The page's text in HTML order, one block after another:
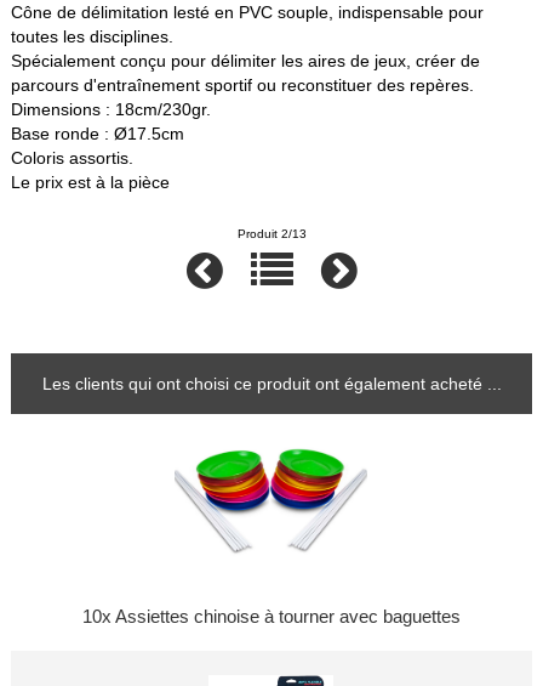
Cône de délimitation lesté en PVC souple, indispensable pour
toutes les disciplines.
Spécialement conçu pour délimiter les aires de jeux, créer de
parcours d'entraînement sportif ou reconstituer des repères.
Dimensions : 18cm/230gr.
Base ronde : Ø17.5cm
Coloris assortis.
Le prix est à la pièce
Produit 2/13
Les clients qui ont choisi ce produit ont également acheté ...
10x Assiettes chinoise à tourner avec baguettes